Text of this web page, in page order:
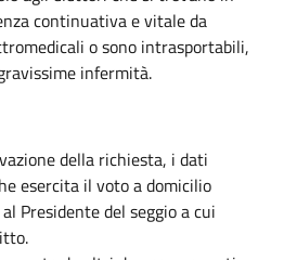
continuativa e vitale da
o sono intrasportabili,
infermità.
della richiesta, i dati
esercita il voto a domicilio
Presidente del seggio a cui